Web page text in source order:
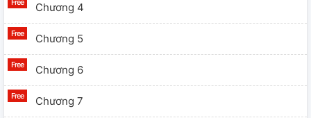
Chương 4
Chương 5
Chương 6
Chương 7